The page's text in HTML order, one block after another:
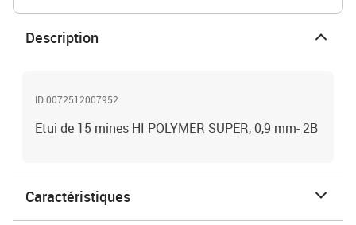
Description
ID 0072512007952
Etui de 15 mines HI POLYMER SUPER, 0,9 mm- 2B
Caractéristiques